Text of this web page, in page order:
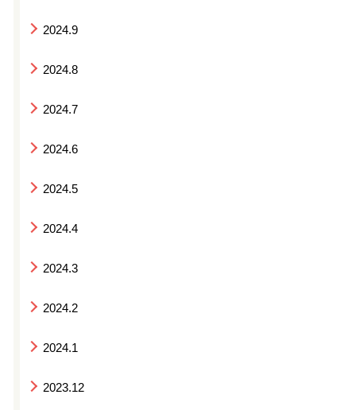
2024.9
2024.8
2024.7
2024.6
2024.5
2024.4
2024.3
2024.2
2024.1
2023.12